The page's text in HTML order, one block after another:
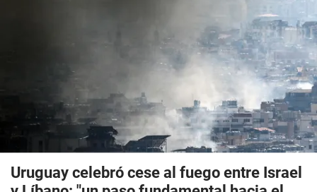
Uruguay celebró cese al fuego entre Israel